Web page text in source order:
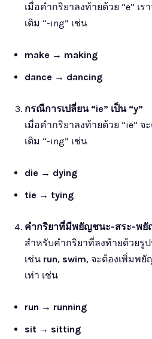
เมื่อคำกริยาลงท้ายด้วย “e” เ
เติม “-ing” เช่น
make → making
dance → dancing
กรณีการเปลี่ยน “ie” เป็น “y”
เมื่อคำกริยาลงท้ายด้วย “ie” จ
เติม “-ing” เช่น
die → dying
tie → tying
คำกริยาที่มีพยัญชนะ-สระ-พยั
สำหรับคำกริยาที่ลงท้ายด้วย
เช่น run, swim, จะต้องเพิ่มพ
เท่า เช่น
run → running
sit → sitting